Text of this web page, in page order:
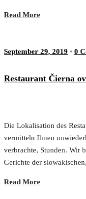
Read More
September 29, 2019 • 0
Restaurant Čierna
Die Lokalisation des
vermitteln Ihnen
verbrachte, Stunden. Wir
Gerichte der
Read More